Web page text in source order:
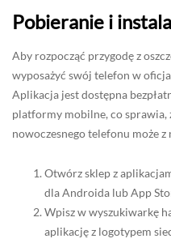
Pobieranie i
Aby rozpocząć przygodę z
wyposażyć swój telefon w
Aplikacja jest dostępna
platformy mobilne, co sprawia,
nowoczesnego telefonu może
Otwórz sklep z
dla Androida lub App
Wpisz w wyszukiwarkę
aplikację z logotypem